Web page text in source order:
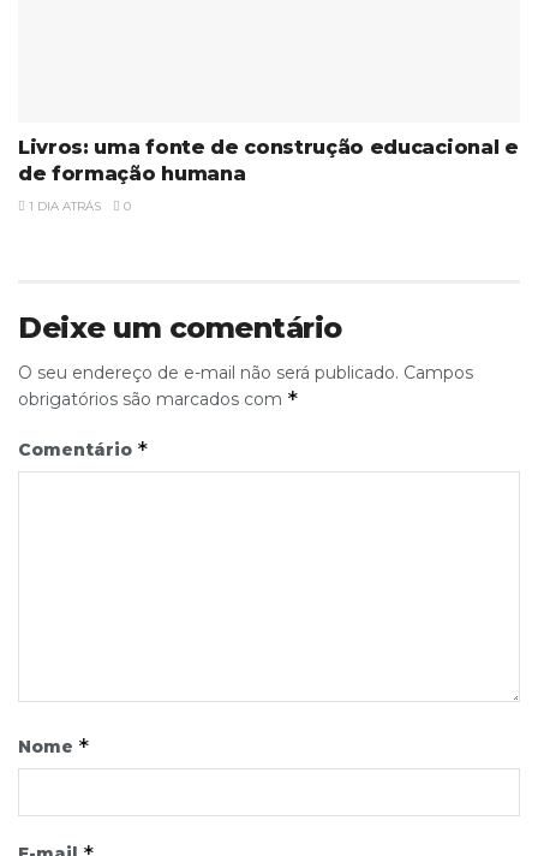
Livros: uma fonte de construção educacional e
de formação humana
1 DIA ATRÁS 0
Deixe um comentário
O seu endereço de e-mail não será publicado. Campos
obrigatórios são marcados com *
Comentário *
Nome *